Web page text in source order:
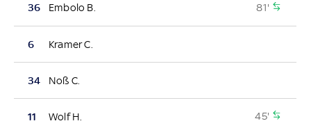
36 Embolo B. 81'
6 Kramer C.
34 Noß C.
11 Wolf H. 45'